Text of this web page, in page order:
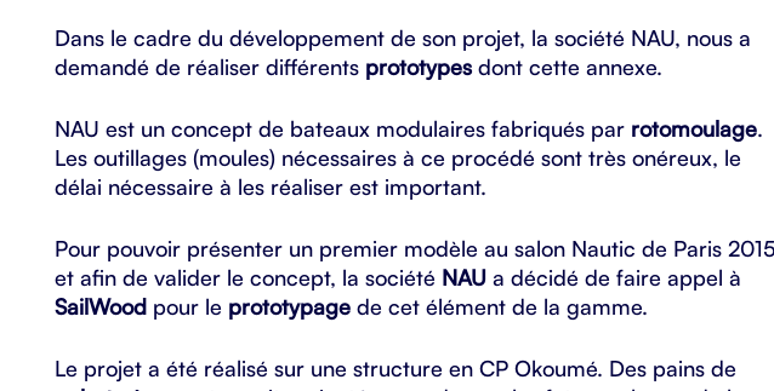
Dans le cadre du développement de son projet, la société NAU, nous a
demandé de réaliser différents prototypes dont cette annexe.
NAU est un concept de bateaux modulaires fabriqués par rotomoulage.
Les outillages (moules) nécessaires à ce procédé sont très onéreux, le
délai nécessaire à les réaliser est important.
Pour pouvoir présenter un premier modèle au salon Nautic de Paris 2015
et afin de valider le concept, la société NAU a décidé de faire appel à
SailWood pour le prototypage de cet élément de la gamme.
Le projet a été réalisé sur une structure en CP Okoumé. Des pains de